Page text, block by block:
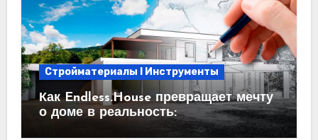
Стройматериалы l Инструменты
Как Endless.House превращает мечту
о доме в реальность:
проектирование под ключ